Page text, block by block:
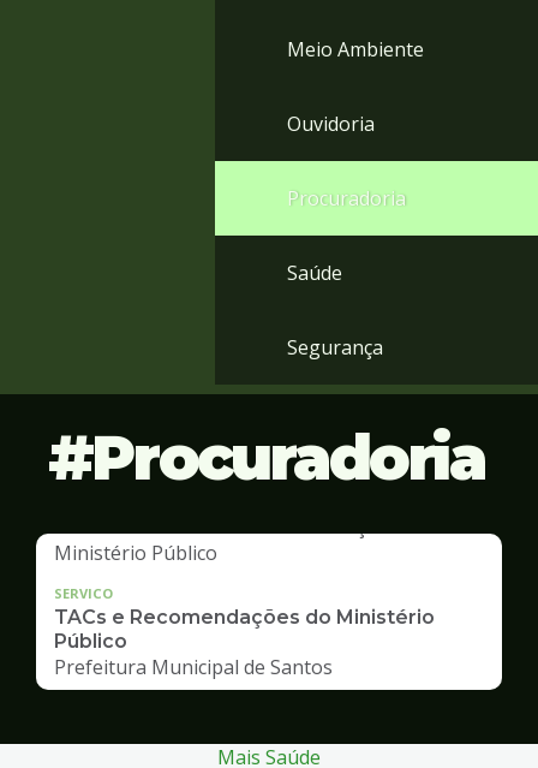
Meio Ambiente
Ouvidoria
Procuradoria
Saúde
Segurança
Procuradoria
SERVICO
TACs e Recomendações do Ministério
Público
Prefeitura Municipal de Santos
Mais Saúde